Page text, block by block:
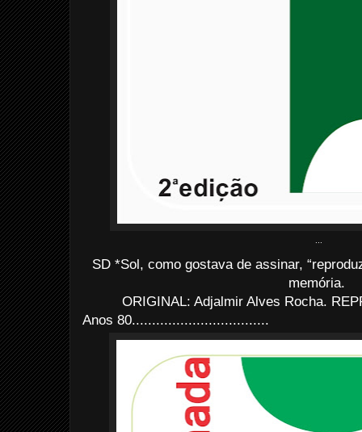
SD *Sol, como gostava de assinar,
memória.
ORIGINAL: Adjalmir Alves Rocha.
Anos 80..................................